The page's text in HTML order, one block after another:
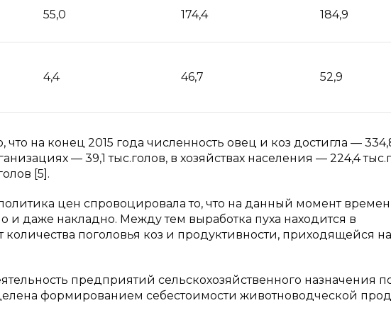
55,0 174,4 184,9
4,4 46,7 52,9
на конец 2015 года численность овец и коз достигла —
— 39,1 тыс.голов, в хозяйствах населения — 224,4
[5].
цен спровоцировала то, что на данный момент
и даже накладно. Между тем выработка пуха находится в
поголовья коз и продуктивности, приходящейся
предприятий сельскохозяйственного назначения
формированием себестоимости животноводческой